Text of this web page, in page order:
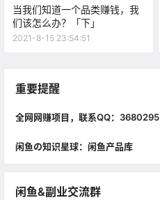
当我们知道一个品类赚钱，我
们该怎么办？「下」
2021-8-15 23:54:51
重要提醒
全网网赚项目，联系QQ：3680295
闲鱼の知识星球：闲鱼产品库
闲鱼&副业交流群